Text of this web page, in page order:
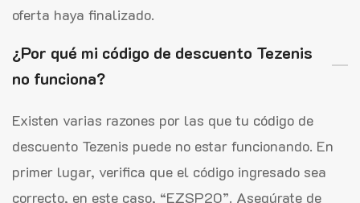
oferta haya finalizado.
¿Por qué mi código de descuento Tezenis
no funciona?
Existen varias razones por las que tu código de
descuento Tezenis puede no estar funcionando. En
primer lugar, verifica que el código ingresado sea
correcto, en este caso, “EZSP20”. Asegúrate de